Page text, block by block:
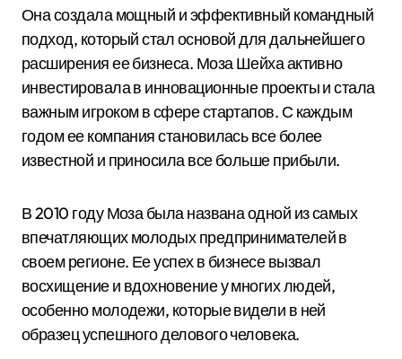
Она создала мощный и эффективный командный
подход, который стал основой для дальнейшего
расширения ее бизнеса. Моза Шейха активно
инвестировала в инновационные проекты и стала
важным игроком в сфере стартапов. С каждым
годом ее компания становилась все более
известной и приносила все больше прибыли.
В 2010 году Моза была названа одной из самых
впечатляющих молодых предпринимателей в
своем регионе. Ее успех в бизнесе вызвал
восхищение и вдохновение у многих людей,
особенно молодежи, которые видели в ней
образец успешного делового человека.